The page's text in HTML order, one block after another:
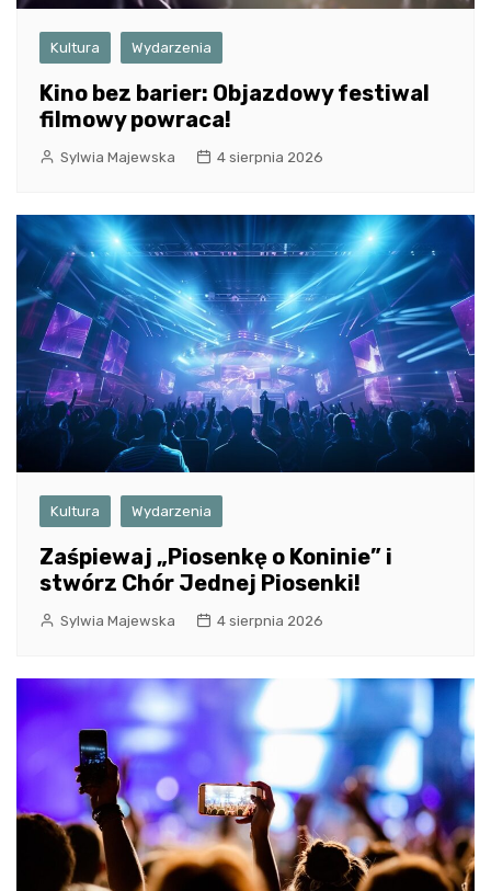
Kultura Wydarzenia
Kino bez barier: Objazdowy festiwal
filmowy powraca!
Sylwia Majewska 4 sierpnia 2026
Kultura Wydarzenia
Zaśpiewaj „Piosenkę o Koninie” i
stwórz Chór Jednej Piosenki!
Sylwia Majewska 4 sierpnia 2026